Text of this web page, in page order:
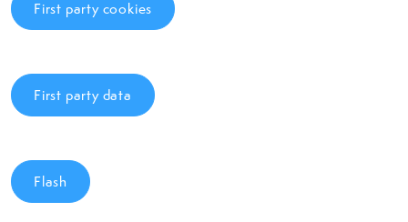
First party cookies
First party data
Flash